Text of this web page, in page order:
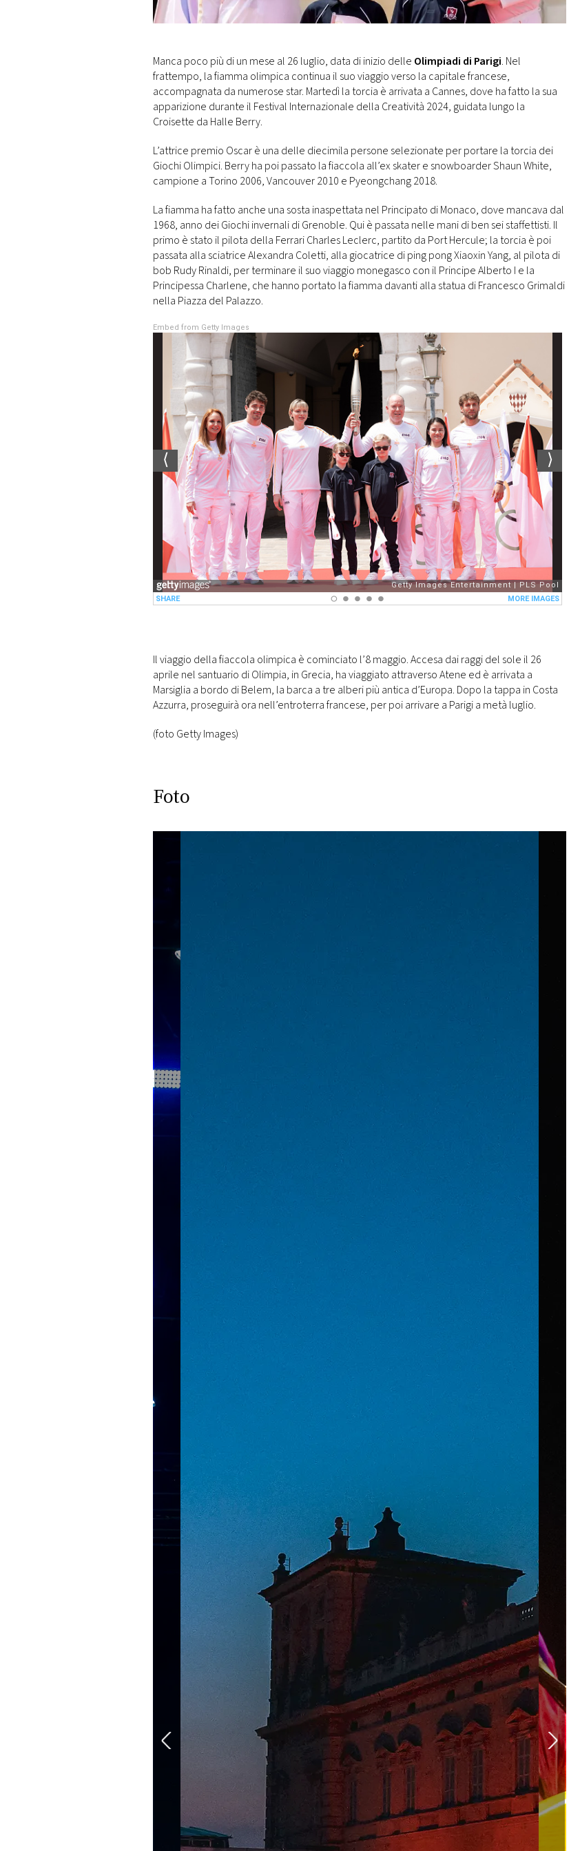
MONACO
RMC
CONSIGLIA
Manca poco più di un mese al 26 luglio, data di inizio delle Olimpiadi di Parigi. Nel
frattempo, la fiamma olimpica continua il suo viaggio verso la capitale francese,
accompagnata da numerose star. Martedì la torcia è arrivata a Cannes, dove ha fatto la sua
apparizione durante il Festival Internazionale della Creatività 2024, guidata lungo la
Croisette da Halle Berry.
L’attrice premio Oscar è una delle diecimila persone selezionate per portare la torcia dei
Giochi Olimpici. Berry ha poi passato la fiaccola all’ex skater e snowboarder Shaun White,
campione a Torino 2006, Vancouver 2010 e Pyeongchang 2018.
La fiamma ha fatto anche una sosta inaspettata nel Principato di Monaco, dove mancava dal
1968, anno dei Giochi invernali di Grenoble. Qui è passata nelle mani di ben sei staffettisti. Il
primo è stato il pilota della Ferrari Charles Leclerc, partito da Port Hercule; la torcia è poi
passata alla sciatrice Alexandra Coletti, alla giocatrice di ping pong Xiaoxin Yang, al pilota di
bob Rudy Rinaldi, per terminare il suo viaggio monegasco con il Principe Alberto I e la
Principessa Charlene, che hanno portato la fiamma davanti alla statua di Francesco Grimaldi
nella Piazza del Palazzo.
Embed from Getty Images
Il viaggio della fiaccola olimpica è cominciato l’8 maggio. Accesa dai raggi del sole il 26
aprile nel santuario di Olimpia, in Grecia, ha viaggiato attraverso Atene ed è arrivata a
Marsiglia a bordo di Belem, la barca a tre alberi più antica d’Europa. Dopo la tappa in Costa
Azzurra, proseguirà ora nell’entroterra francese, per poi arrivare a Parigi a metà luglio.
(foto Getty Images)
Foto